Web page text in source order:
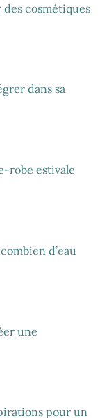
cosmétiques
dans sa
robe estivale
d’eau
une
pour un